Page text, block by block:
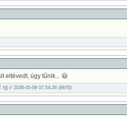
eltévedt, úgy tűnik... 😃
Ɨ|ѯ // 2026-05-09 07:54:26 (8870)